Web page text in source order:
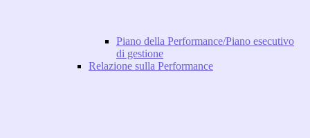
Piano della Performance/Piano esecutivo
di gestione
Relazione sulla Performance